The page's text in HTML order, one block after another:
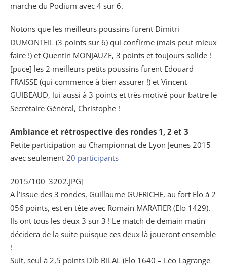
marche du Podium avec 4 sur 6.
Notons que les meilleurs poussins furent Dimitri
DUMONTEIL (3 points sur 6) qui confirme (mais peut mieux
faire !) et Quentin MONJAUZE, 3 points et toujours solide !
[puce] les 2 meilleurs petits poussins furent Edouard
FRAISSE (qui commence à bien assurer !) et Vincent
GUIBEAUD, lui aussi à 3 points et très motivé pour battre le
Secrétaire Général, Christophe !
Ambiance et rétrospective des rondes 1, 2 et 3
Petite participation au Championnat de Lyon Jeunes 2015
avec seulement 20 participants
2015/100_3202.JPG[
A l’issue des 3 rondes, Guillaume GUERICHE, au fort Elo à 2
056 points, est en tête avec Romain MARATIER (Elo 1429).
Ils ont tous les deux 3 sur 3 ! Le match de demain matin
décidera de la suite puisque ces deux là joueront ensemble
!
Suit, seul à 2,5 points Dib BILAL (Elo 1640 – Léo Lagrange